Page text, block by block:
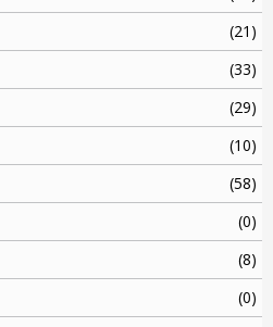
(21)
(33)
(29)
(10)
(58)
(0)
(8)
(0)